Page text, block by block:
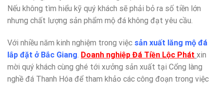
Nếu không tìm hiểu kỹ quý khách sẽ phải bỏ ra số tiền lớn
nhưng chất lượng sản phẩm mộ đá không đạt yêu cầu.
Với nhiều năm kinh nghiệm trong việc sản xuất lăng mộ đá
lắp đặt ở Bắc Giang Doanh nghiệp Đá Tiền Lộc Phát xin
mời quý khách cùng ghé tới xưởng sản xuất tại Cổng làng
nghề đá Thanh Hóa để tham khảo các công đoạn trong việc